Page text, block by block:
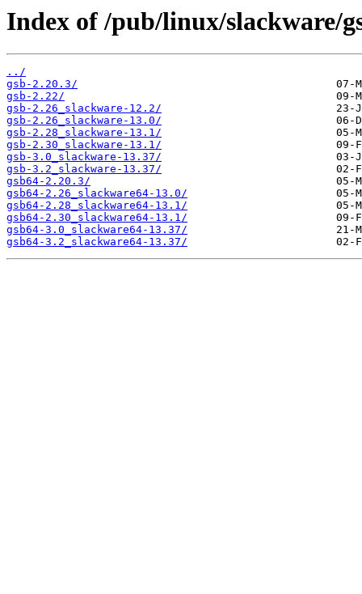
Index of /pub/linux/slackware/
../
gsb-2.20.3/
gsb-2.22/
gsb-2.26_slackware-12.2/
gsb-2.26_slackware-13.0/
gsb-2.28_slackware-13.1/
gsb-2.30_slackware-13.1/
gsb-3.0_slackware-13.37/
gsb-3.2_slackware-13.37/
gsb64-2.20.3/
gsb64-2.26_slackware64-13.0/
gsb64-2.28_slackware64-13.1/
gsb64-2.30_slackware64-13.1/
gsb64-3.0_slackware64-13.37/
gsb64-3.2_slackware64-13.37/